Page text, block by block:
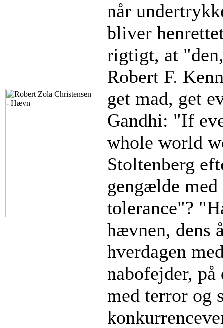
når
bliver
rigtigt, at
Robert F.
get mad, get
Gandhi: "If
whole world
Stoltenberg
gengælde
tolerance"?
hævnen, dens
hverdagen
nabofejder, på
med terror og